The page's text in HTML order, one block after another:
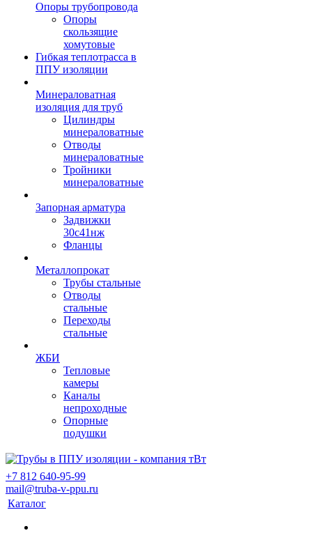
Опоры трубопровода
Опоры
скользящие
хомутовые
Гибкая теплотрасса в
ППУ изоляции
Минераловатная
изоляция для труб
Цилиндры
минераловатные
Отводы
минераловатные
Тройники
минераловатные
Запорная арматура
Задвижки
30с41нж
Фланцы
Металлопрокат
Трубы стальные
Отводы
стальные
Переходы
стальные
ЖБИ
Тепловые
камеры
Каналы
непроходные
Опорные
подушки
+7 812 640-95-99
mail@truba-v-ppu.ru
Каталог